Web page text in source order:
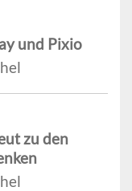
und Pixio
zu den